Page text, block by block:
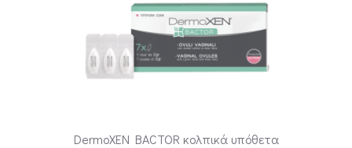
DermoXEN BACTOR κολπικά υπόθετα